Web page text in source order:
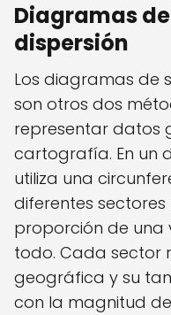
Diagramas
dispersión
Los diagramas de
son otros dos
representar datos
cartografía. En un
utiliza una
diferentes
proporción de una
todo. Cada sector
geográfica y su
con la magnitud